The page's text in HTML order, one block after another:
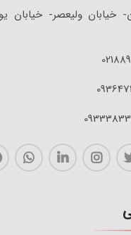
خیابان ولیعصر- خیابان